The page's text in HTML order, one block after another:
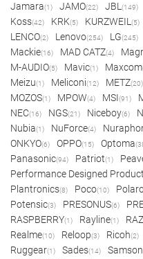
Jamara(1) JAMO(22) JBL (149)
Koss(42) KRK(5) KURZWEIL (5)
LENCO(2) Lenovo(254) LG(245)
Mackie(16) MAD CATZ(4)
M-AUDIO(5) Mavic(1) Maxcom
Meizu(1) Meliconi(12) METZ(20)
MOZOS(1) MPOW(4) MSI(91)
NEC(16) NGS(21) Niceboy(6)
Nubia(1) NuForce(4)
ONKYO(6) OPPO(15) Optoma
Panasonic(94) Patriot(1)
Performance Designed
Plantronics(8) Poco(10)
Potensic(3) PRESONUS(6)
RASPBERRY(1) Rayline(1)
Realme(10) Reloop(3) Ricoh(2)
Ruggear(1) Sades(14) Samson